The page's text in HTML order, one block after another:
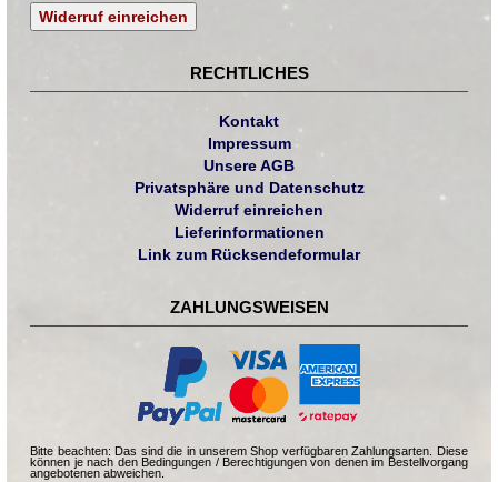
Widerruf einreichen
RECHTLICHES
Kontakt
Impressum
Unsere AGB
Privatsphäre und Datenschutz
Widerruf einreichen
Lieferinformationen
Link zum Rücksendeformular
ZAHLUNGSWEISEN
Bitte beachten: Das sind die in unserem Shop verfügbaren Zahlungsarten. Diese
können je nach den Bedingungen / Berechtigungen von denen im Bestellvorgang
angebotenen abweichen.